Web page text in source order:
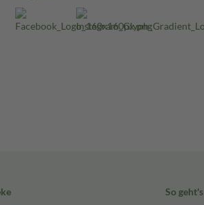
So geht's